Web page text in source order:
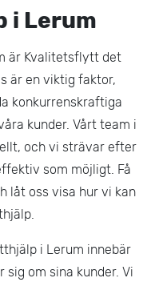
i Lerum
är Kvalitetsflytt det
är en viktig faktor,
konkurrenskraftiga
kunder. Vårt team i
och vi strävar efter
som möjligt. Få
låt oss visa hur vi kan
i Lerum innebär
om sina kunder. Vi